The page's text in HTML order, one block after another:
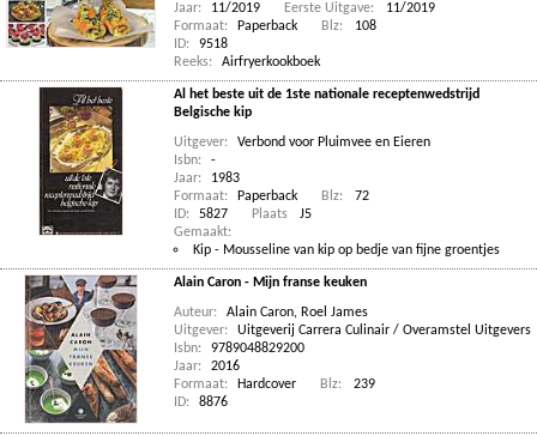
Jaar:
11/2019 Eerste Uitgave:
11/2019
Formaat:
Paperback Blz:
108
ID:
9518
Reeks:
Airfryerkookboek
Al het beste uit de 1ste nationale receptenwedstrijd
Belgische kip
Uitgever:
Verbond voor Pluimvee en Eieren
Isbn:
-
Jaar:
1983
Formaat:
Paperback Blz:
72
ID:
5827 Plaats
J5
Gemaakt:
Kip - Mousseline van kip op bedje van fijne groentjes
Alain Caron - Mijn franse keuken
Auteur: Alain Caron, Roel James
Uitgever:
Uitgeverij Carrera Culinair / Overamstel Uitgevers
Isbn:
9789048829200
Jaar:
2016
Formaat:
Hardcover Blz:
239
ID:
8876